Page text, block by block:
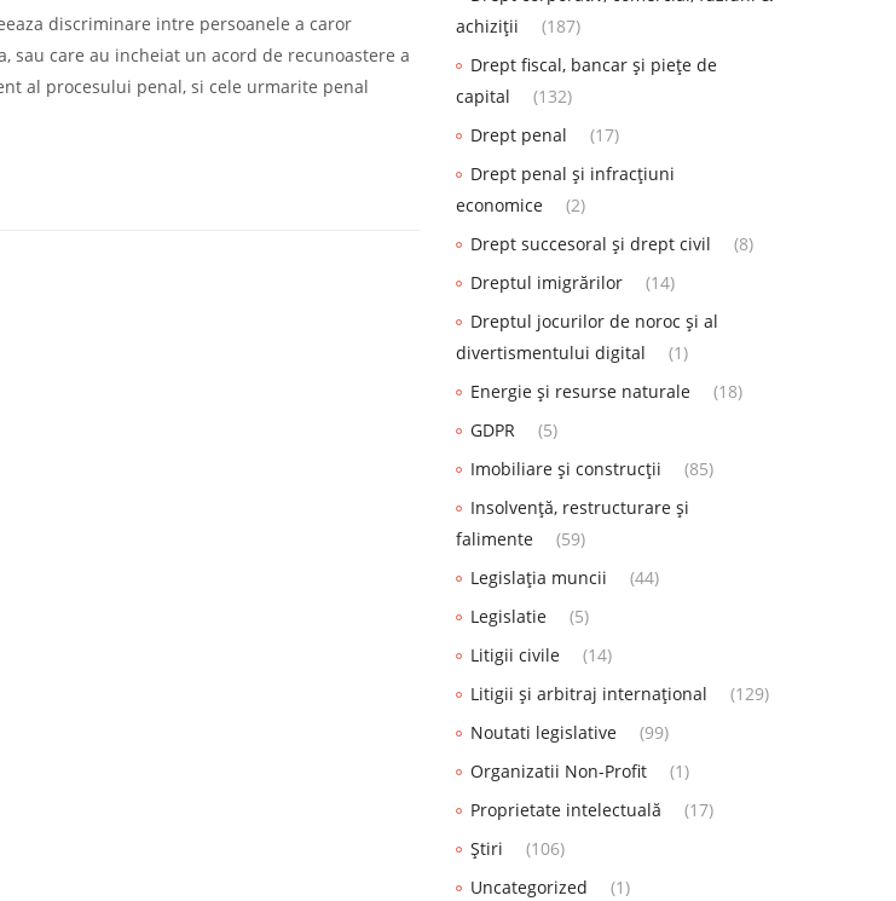
discriminare intre persoanele a caror
care au incheiat un acord de recunoastere a
al procesului penal, si cele urmarite penal
achiziții
(187)
Drept fiscal, bancar și piețe de
capital
(132)
Drept penal
(17)
Drept penal și infracțiuni
economice
(2)
Drept succesoral și drept civil
(8)
Dreptul imigrărilor
(14)
Dreptul jocurilor de noroc și al
divertismentului digital
(1)
Energie și resurse naturale
(18)
GDPR
(5)
Imobiliare și construcții
(85)
Insolvență, restructurare și
falimente
(59)
Legislația muncii
(44)
Legislatie
(5)
Litigii civile
(14)
Litigii și arbitraj internațional
(129)
Noutati legislative
(99)
Organizatii Non-Profit
(1)
Proprietate intelectuală
(17)
Știri
(106)
Uncategorized
(1)